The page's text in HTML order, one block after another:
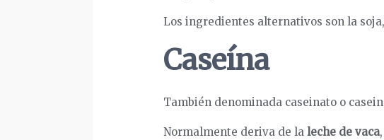
Los ingredientes alternativos son la
Caseína
También denominada caseinato o
Normalmente deriva de la leche de vaca